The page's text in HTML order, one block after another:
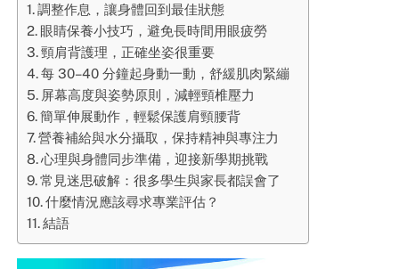
調整作息，讓身體回到最佳狀態
眼睛保養小技巧，避免長時間用眼疲勞
頸肩背護理，正確坐姿很重要
每 30–40 分鐘起身動一動，舒緩肌肉緊繃
屏幕高度與姿勢原則，減輕頸椎壓力
簡單伸展動作，輕鬆保護肩頸腰背
營養補給與水分攝取，保持精神與專注力
心理與身體同步準備，迎接新學期挑戰
常見迷思破解：很多學生與家長都誤會了
什麼情況應該尋求專業評估？
結語